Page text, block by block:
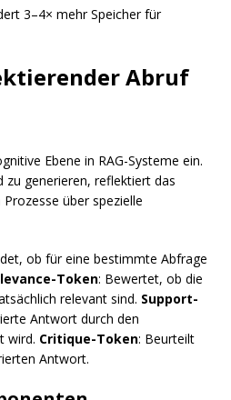
3–4× mehr Speicher für
Abruf
Ebene in RAG-Systeme ein.
zu generieren, reflektiert das
über spezielle
ob für eine bestimmte Abfrage
Token: Bewertet, ob die
relevant sind. Support-
Antwort durch den
wird. Critique-Token: Beurteilt
Antwort.